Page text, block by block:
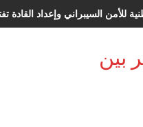
للأمن السيبراني وإعداد
بين